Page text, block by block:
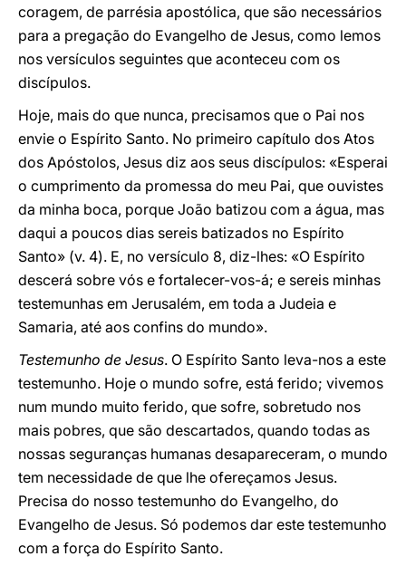
coragem, de parrésia apostólica, que são necessários
para a pregação do Evangelho de Jesus, como lemos
nos versículos seguintes que aconteceu com os
discípulos.
Hoje, mais do que nunca, precisamos que o Pai nos
envie o Espírito Santo. No primeiro capítulo dos Atos
dos Apóstolos, Jesus diz aos seus discípulos: «Esperai
o cumprimento da promessa do meu Pai, que ouvistes
da minha boca, porque João batizou com a água, mas
daqui a poucos dias sereis batizados no Espírito
Santo» (v. 4). E, no versículo 8, diz-lhes: «O Espírito
descerá sobre vós e fortalecer-vos-á; e sereis minhas
testemunhas em Jerusalém, em toda a Judeia e
Samaria, até aos confins do mundo».
Testemunho de Jesus. O Espírito Santo leva-nos a este
testemunho. Hoje o mundo sofre, está ferido; vivemos
num mundo muito ferido, que sofre, sobretudo nos
mais pobres, que são descartados, quando todas as
nossas seguranças humanas desapareceram, o mundo
tem necessidade de que lhe ofereçamos Jesus.
Precisa do nosso testemunho do Evangelho, do
Evangelho de Jesus. Só podemos dar este testemunho
com a força do Espírito Santo.